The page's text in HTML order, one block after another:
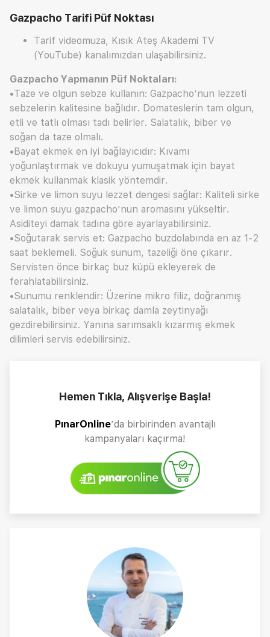
Gazpacho Tarifi Püf Noktası
Tarif videomuza, Kısık Ateş Akademi TV
(YouTube) kanalımızdan ulaşabilirsiniz.
Gazpacho Yapmanın Püf Noktaları:
•Taze ve olgun sebze kullanın: Gazpacho’nun lezzeti
sebzelerin kalitesine bağlıdır. Domateslerin tam olgun,
etli ve tatlı olması tadı belirler. Salatalık, biber ve
soğan da taze olmalı.
•Bayat ekmek en iyi bağlayıcıdır: Kıvamı
yoğunlaştırmak ve dokuyu yumuşatmak için bayat
ekmek kullanmak klasik yöntemdir.
•Sirke ve limon suyu lezzet dengesi sağlar: Kaliteli sirke
ve limon suyu gazpacho’nun aromasını yükseltir.
Asiditeyi damak tadına göre ayarlayabilirsiniz.
•Soğutarak servis et: Gazpacho buzdolabında en az 1-2
saat beklemeli. Soğuk sunum, tazeliği öne çıkarır.
Servisten önce birkaç buz küpü ekleyerek de
ferahlatabilirsiniz.
•Sunumu renklendir: Üzerine mikro filiz, doğranmış
salatalık, biber veya birkaç damla zeytinyağı
gezdirebilirsiniz. Yanına sarımsaklı kızarmış ekmek
dilimleri servis edebilirsiniz.
Hemen Tıkla, Alışverişe Başla!
PınarOnline’da birbirinden avantajlı
kampanyaları kaçırma!